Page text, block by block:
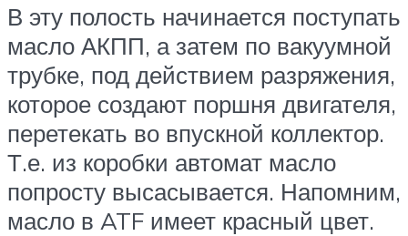
В эту полость начинается поступать
масло АКПП, а затем по вакуумной
трубке, под действием разряжения,
которое создают поршня двигателя,
перетекать во впускной коллектор.
Т.е. из коробки автомат масло
попросту высасывается. Напомним,
масло в ATF имеет красный цвет.